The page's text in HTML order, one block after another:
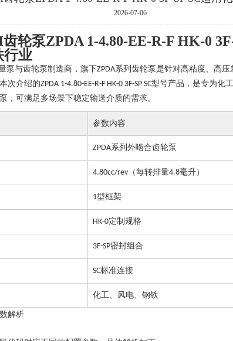
2026-07-06
轮泵‌ZPDA 1-4.80-EE-R-F HK-0
行业
泵与齿轮泵制造商，旗下ZPDA系列齿轮泵是针对高粘度、高
次介绍的ZPDA 1-4.80-EE-R-F HK-0 3F-SP SC型号产品，是专为化
，可满足多场景下稳定输送介质的需求。
参数内容
ZPDA系列外啮合齿轮泵
4.80cc/rev （每转排量4.8毫升）
1型框架
HK-0定制规格
3F-SP密封组合
SC标准连接
化工、风电、钢铁
解析